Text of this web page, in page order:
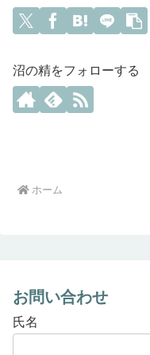
沼の精をフォローする
ホーム
お問い合わせ
氏名